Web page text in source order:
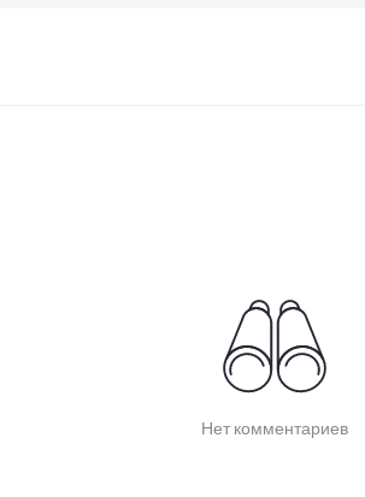
Нет комментариев